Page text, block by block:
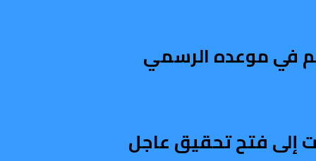
في موعده الرسمي
إلى فتح تحقيق عاجل